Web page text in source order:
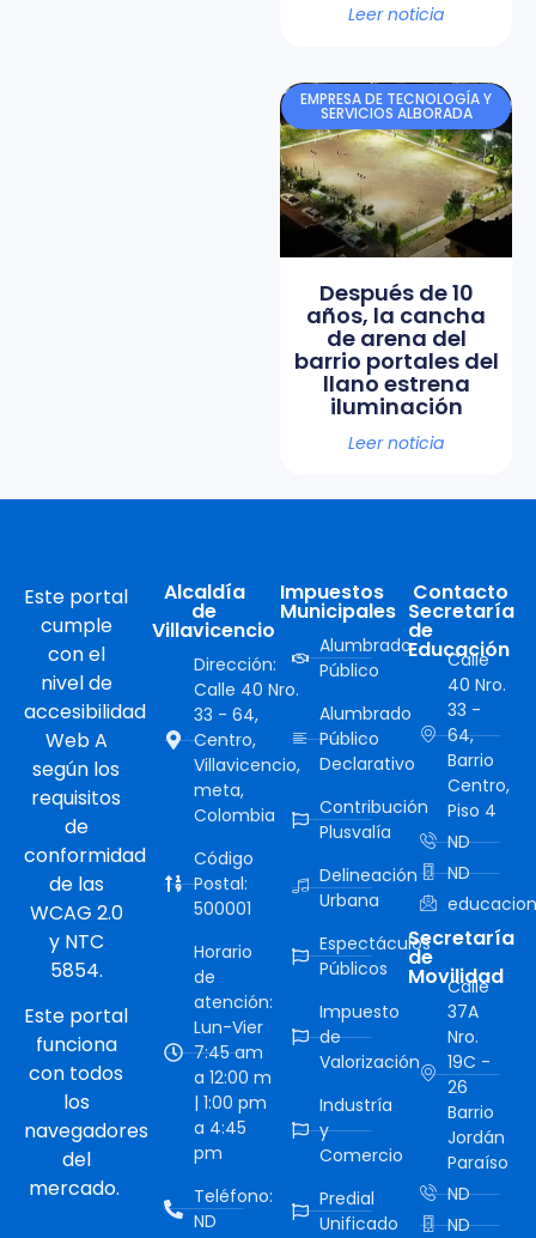
Leer noticia
EMPRESA DE TECNOLOGÍA Y
SERVICIOS ALBORADA
Después de 10
años, la cancha
de arena del
barrio portales del
llano estrena
iluminación
Leer noticia
Este portal
cumple
con el
nivel de
accesibilidad
Web A
según los
requisitos
de
conformidad
de las
WCAG 2.0
y NTC
5854.
Este portal
funciona
con todos
los
navegadores
del
mercado.
Alcaldía
de
Villavicencio
Dirección:
Calle 40 Nro.
33 - 64,
Centro,
Villavicencio,
meta,
Colombia
Código
Postal:
500001
Horario
de
atención:
Lun-Vier
7:45 am
a 12:00 m
| 1:00 pm
a 4:45
pm
Teléfono:
ND
Impuestos
Municipales
Alumbrado
Público
Alumbrado
Público
Declarativo
Contribución
Plusvalía
Delineación
Urbana
Espectáculos
Públicos
Impuesto
de
Valorización
Industría
y
Comercio
Predial
Unificado
Contacto
Secretaría
de
Educación
Calle
40 Nro.
33 -
64,
Barrio
Centro,
Piso 4
ND
ND
Secretaría
de
Movilidad
Calle
37A
Nro.
19C -
26
Barrio
Jordán
Paraíso
ND
ND